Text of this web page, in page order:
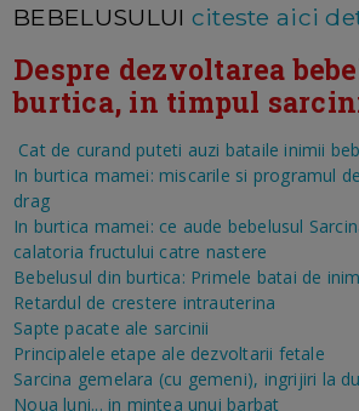
BEBELUSULUI citeste aici
Despre dezvoltarea
burtica, in timpul
Cat de curand puteti auzi bataile inimii
In burtica mamei: miscarile si programul
drag
In burtica mamei: ce aude bebelusul
calatoria fructului catre nastere
Bebelusul din burtica: Primele batai de
Retardul de crestere intrauterina
Sapte pacate ale sarcinii
Principalele etape ale dezvoltarii fetale
Sarcina gemelara (cu gemeni), ingrijiri la
Noua luni... in mintea unui barbat